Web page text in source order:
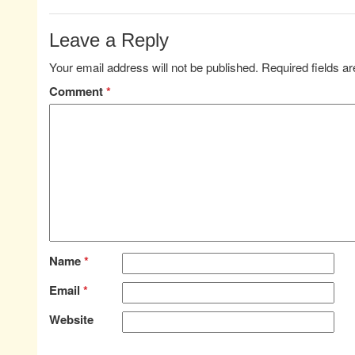
Leave a Reply
Your email address will not be published. Required fields
Comment*
Name*
Email *
Website